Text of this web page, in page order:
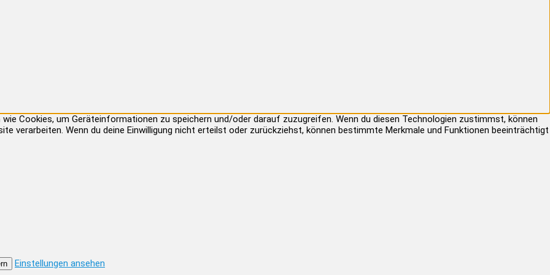
Cookies, um Geräteinformationen zu speichern und/oder darauf zuzugreifen. Wenn du diesen Technologien zustimmst, können
verarbeiten. Wenn du deine Einwilligung nicht erteilst oder zurückziehst, können bestimmte Merkmale und Funktionen beeinträchtigt
Einstellungen ansehen